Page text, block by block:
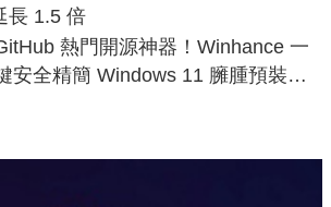
長 1.5 倍
熱門開源神器！Winhance 一
安全精簡 Windows 11 臃腫預裝軟